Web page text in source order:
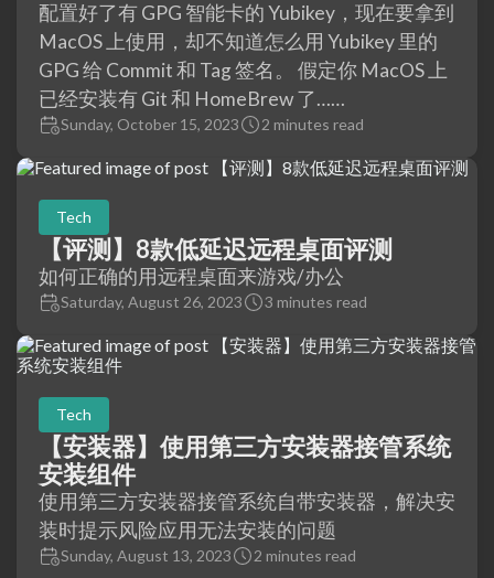
配置好了有 GPG 智能卡的 Yubikey，现在要拿到
MacOS 上使用，却不知道怎么用 Yubikey 里的
GPG 给 Commit 和 Tag 签名。 假定你 MacOS 上
已经安装有 Git 和 HomeBrew 了……
Sunday, October 15, 2023 2 minutes read
Tech
【评测】8款低延迟远程桌面评测
如何正确的用远程桌面来游戏/办公
Saturday, August 26, 2023 3 minutes read
Tech
【安装器】使用第三方安装器接管系统
安装组件
使用第三方安装器接管系统自带安装器，解决安
装时提示风险应用无法安装的问题
Sunday, August 13, 2023 2 minutes read